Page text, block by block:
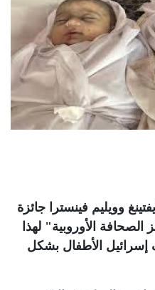
وويليم فينسترا جائزة
الأوروبية" لهذا
إسرائيل الأطفال بشكل